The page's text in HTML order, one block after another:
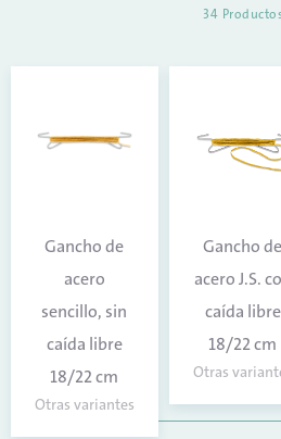
34
Gancho de
acero
sencillo, sin
caída libre
18/22 cm
Otras variantes
Gancho de
acero J.S.
caída libre
18/22 cm
Otras